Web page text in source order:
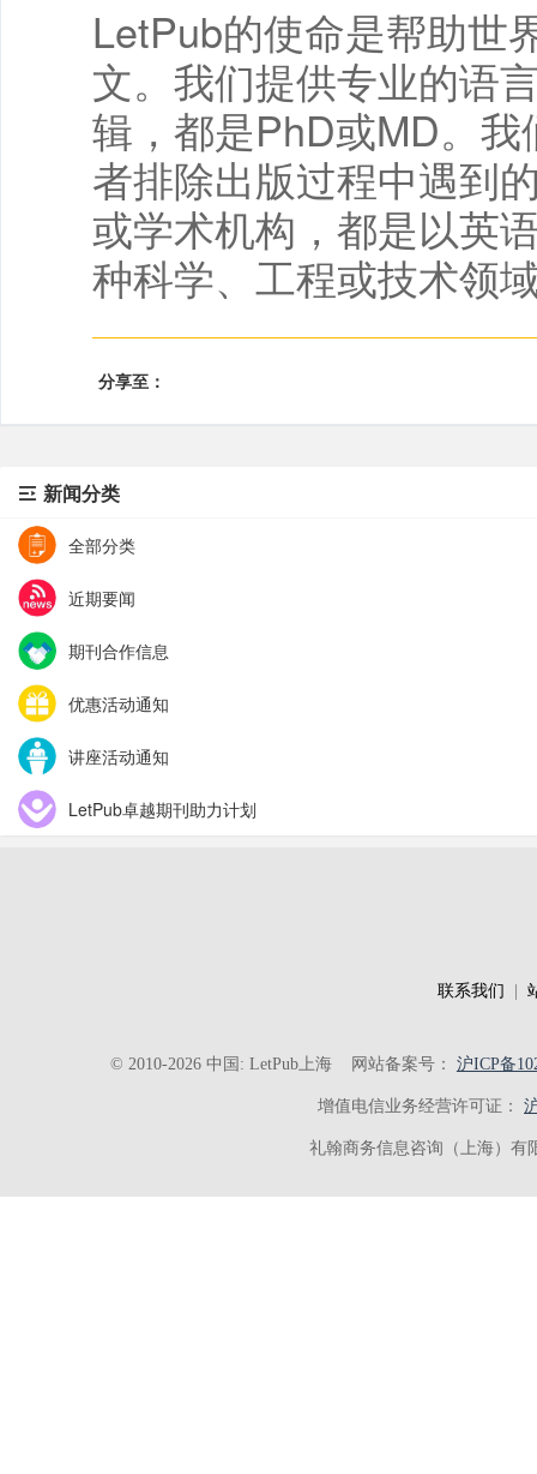
LetPub的使命是帮助世
文。我们提供专业的语
辑，都是PhD或MD。
者排除出版过程中遇到
或学术机构，都是以英
种科学、工程或技术领
分享至：
新闻分类
全部分类
近期要闻
期刊合作信息
优惠活动通知
讲座活动通知
LetPub卓越期刊助力计划
联系我们
© 2010-2026 中国: LetPub上海网站备案号： 沪ICP备
增值电信业务经营许可证：
礼翰商务信息咨询（上海）